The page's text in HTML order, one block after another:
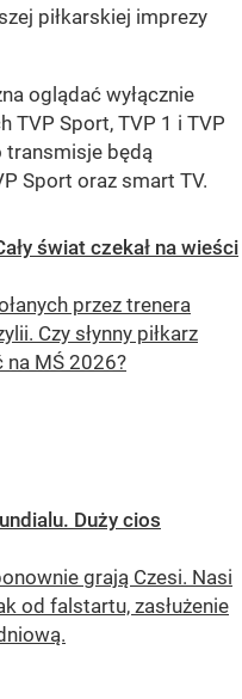
piłkarskiej imprezy
oglądać wyłącznie
TVP Sport, TVP 1 i TVP
będą
Sport oraz smart TV.
świat czekał na wieści
przez trenera
Czy słynny piłkarz
na MŚ 2026?
Duży cios
grają Czesi. Nasi
od falstartu, zasłużenie